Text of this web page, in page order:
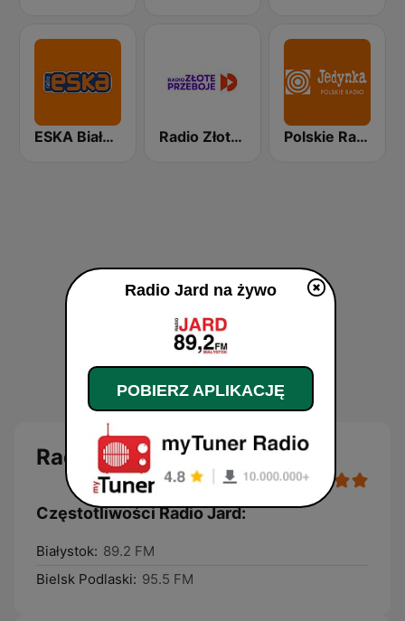
ESKA Białystok Radio Złote Przeboje Polskie Radio Program I (PR1) Jedynka
Radio Jard
Częstotliwości Radio Jard:
Białystok: 89.2 FM
Bielsk Podlaski: 95.5 FM
Radio Jard na żywo
POBIERZ APLIKACJĘ